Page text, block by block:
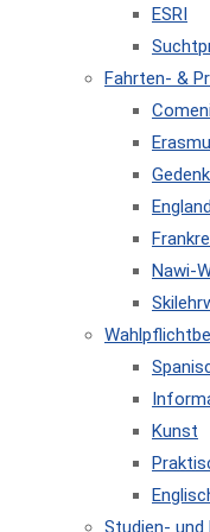
ESRI
Fahrten- &
Nawi-
Kunst
Studien-